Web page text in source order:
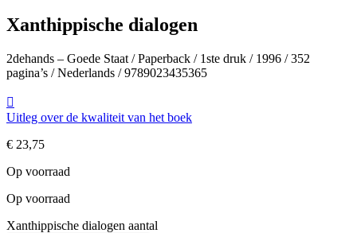
Xanthippische dialogen
2dehands – Goede Staat / Paperback / 1ste druk / 1996 / 352
pagina’s / Nederlands / 9789023435365
Uitleg over de kwaliteit van het boek
€ 23,75
Op voorraad
Op voorraad
Xanthippische dialogen aantal